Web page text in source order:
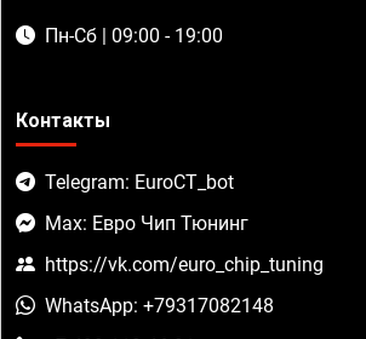
Пн-Сб | 09:00 - 19:00
Контакты
Telegram: EuroCT_bot
Max: Евро Чип Тюнинг
https://vk.com/euro_chip_tuning
WhatsApp: +79317082148